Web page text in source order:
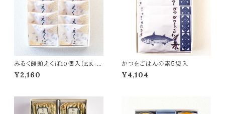
みるく饅頭えくぼ10個入（EK-1
0）
¥2,160
かつをごはんの素５袋入
¥4,104